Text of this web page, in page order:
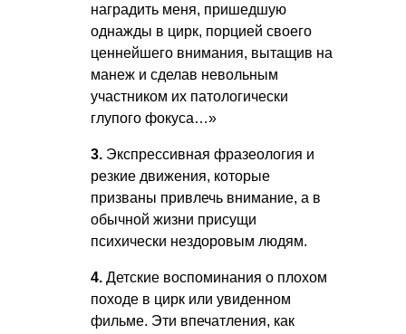
наградить меня, пришедшую
однажды в цирк, порцией своего
ценнейшего внимания, вытащив на
манеж и сделав невольным
участником их патологически
глупого фокуса…»
3. Экспрессивная фразеология и
резкие движения, которые
призваны привлечь внимание, а в
обычной жизни присущи
психически нездоровым людям.
4. Детские воспоминания о плохом
походе в цирк или увиденном
фильме. Эти впечатления, как